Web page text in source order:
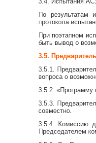
По результатам
протокола
При поэтапном
быть вывод о
3.5.
3.5.1.
вопроса о
3.5.2. «Программу
3.5.3.
совместно.
3.5.4. Комиссию
Председателем